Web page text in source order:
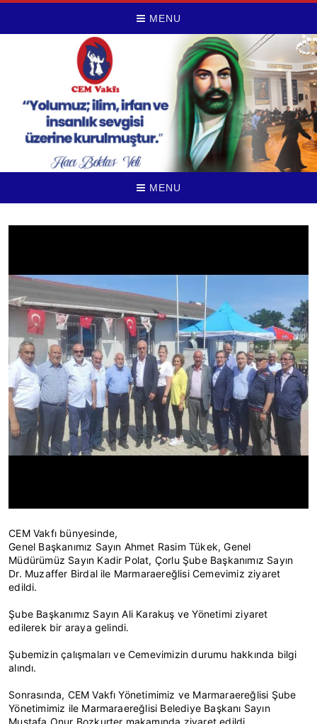
MENU
MENU
CEM Vakfı bünyesinde,
Genel Başkanımız Sayın Ahmet Rasim Tükek, Genel
Müdürümüz Sayın Kadir Polat, Çorlu Şube Başkanımız Sayın
Dr. Muzaffer Birdal ile Marmaraereğlisi Cemevimiz ziyaret
edildi.
Şube Başkanımız Sayın Ali Karakuş ve Yönetimi ziyaret
edilerek bir araya gelindi.
Şubemizin çalışmaları ve Cemevimizin durumu hakkında bilgi
alındı.
Sonrasında, CEM Vakfı Yönetimimiz ve Marmaraereğlisi Şube
Yönetimimiz ile Marmaraereğlisi Belediye Başkanı Sayın
Mustafa Onur Bozkurter makamında ziyaret edildi.